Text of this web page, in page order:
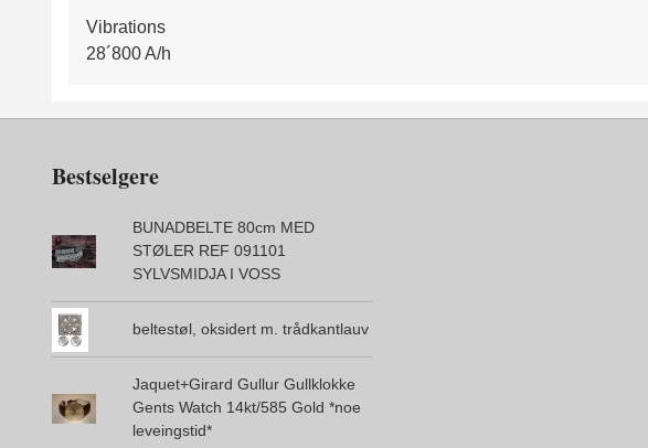
Vibrations
28´800 A/h
Bestselgere
BUNADBELTE 80cm MED
STØLER REF 091101
SYLVSMIDJA I VOSS
beltestøl, oksidert m. trådkantlauv
Jaquet+Girard Gullur Gullklokke
Gents Watch 14kt/585 Gold *noe
leveingstid*